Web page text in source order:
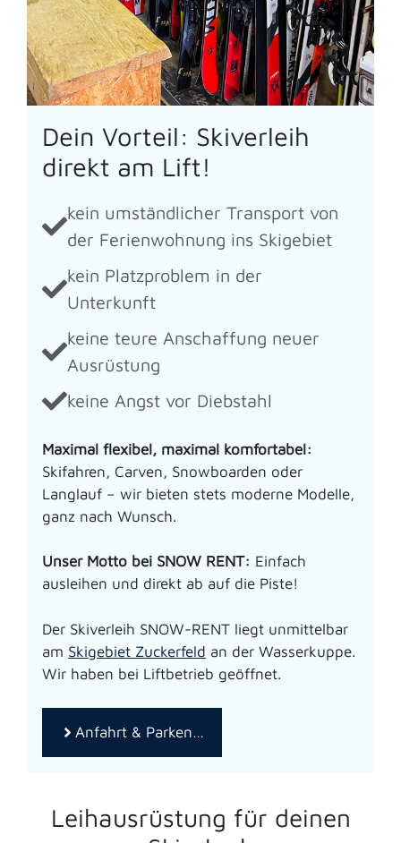
Dein Vorteil: Skiverleih
direkt am Lift!
kein umständlicher Transport von
der Ferienwohnung ins Skigebiet
kein Platzproblem in der
Unterkunft
keine teure Anschaffung neuer
Ausrüstung
keine Angst vor Diebstahl
Maximal flexibel, maximal komfortabel:
Skifahren, Carven, Snowboarden oder
Langlauf – wir bieten stets moderne Modelle,
ganz nach Wunsch.
Unser Motto bei SNOW RENT: Einfach
ausleihen und direkt ab auf die Piste!
Der Skiverleih SNOW-RENT liegt unmittelbar
am Skigebiet Zuckerfeld an der Wasserkuppe.
Wir haben bei Liftbetrieb geöffnet.
Anfahrt & Parken…
Leihausrüstung für deinen